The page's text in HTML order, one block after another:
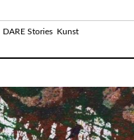
DARE Stories Kunst